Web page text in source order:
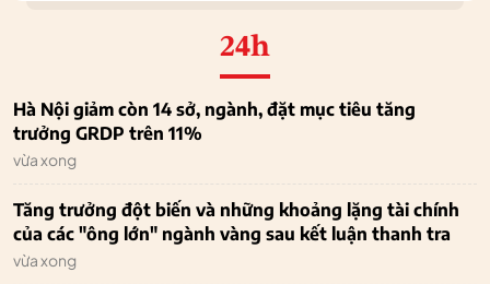
24h
Hà Nội giảm còn 14 sở, ngành, đặt mục tiêu tăng
trưởng GRDP trên 11%
vừa xong
Tăng trưởng đột biến và những khoảng lặng tài chính
của các "ông lớn" ngành vàng sau kết luận thanh tra
vừa xong